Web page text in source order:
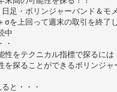
足・ボリンジャーバンド＆モ
σを上回って週末の取引を終了
中
・
性をテクニカル指標で探るには
を探ることができるボリンジャ
と・・・